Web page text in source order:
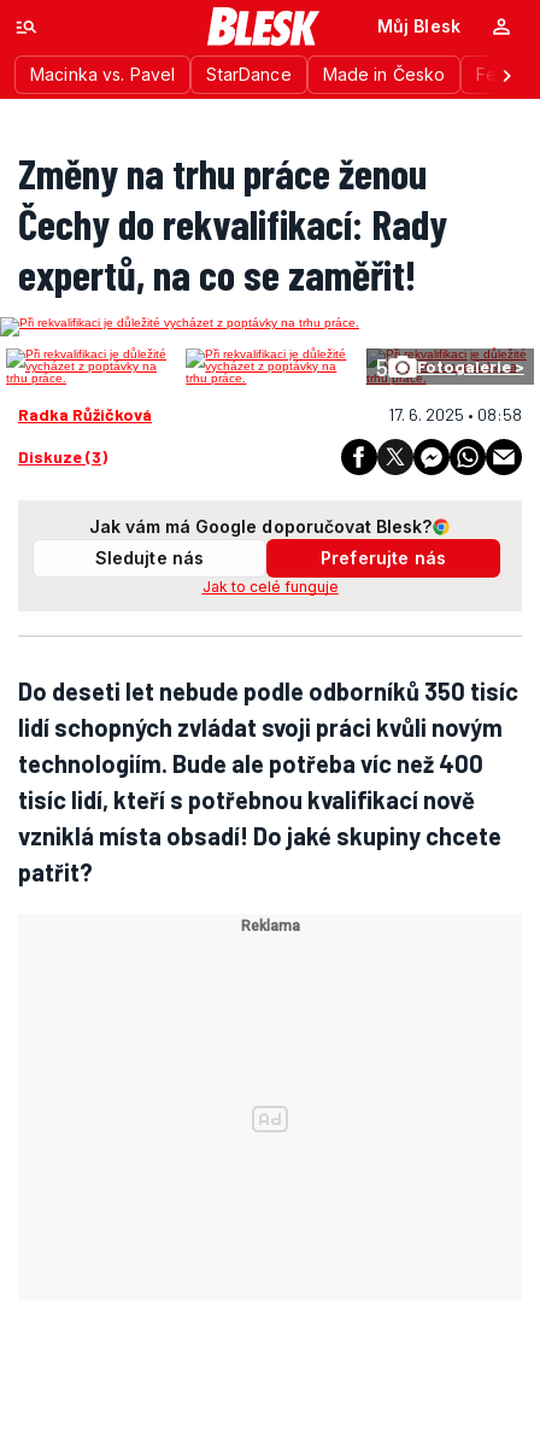
Macinka vs. Pavel StarDance Made in Česko
Můj Blesk
Změny na trhu práce ženou
Čechy do rekvalifikací: Rady
expertů, na co se zaměřit!
5 Fotogalerie >
Radka Růžičková 17. 6. 2025 • 08:58
Diskuze (3)
Jak vám má Google doporučovat Blesk?
Sledujte nás
Preferujte nás
Jak to celé funguje
Do deseti let nebude podle odborníků 350 tisíc
lidí schopných zvládat svoji práci kvůli novým
technologiím. Bude ale potřeba víc než 400
tisíc lidí, kteří s potřebnou kvalifikací nově
vzniklá místa obsadí! Do jaké skupiny chcete
patřit?